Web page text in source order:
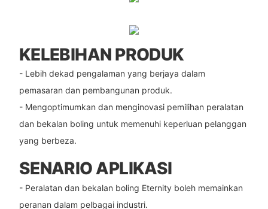
KELEBIHAN PRODUK
- Lebih dekad pengalaman yang berjaya dalam
pemasaran dan pembangunan produk.
- Mengoptimumkan dan menginovasi pemilihan peralatan
dan bekalan boling untuk memenuhi keperluan pelanggan
yang berbeza.
SENARIO APLIKASI
- Peralatan dan bekalan boling Eternity boleh memainkan
peranan dalam pelbagai industri.